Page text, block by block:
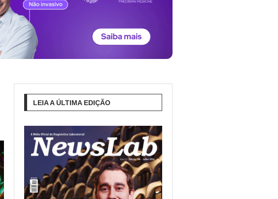
LEIA A ÚLTIMA EDIÇÃO